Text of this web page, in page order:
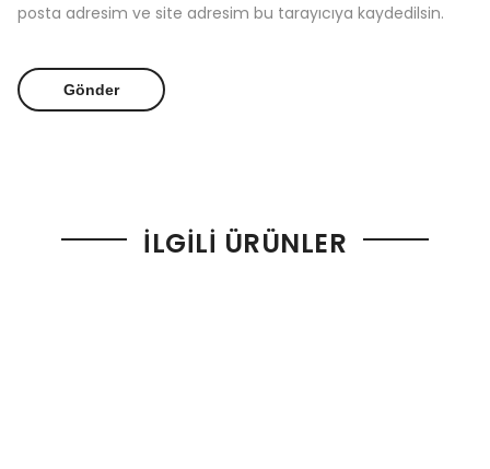
posta adresim ve site adresim bu tarayıcıya kaydedilsin.
İLGILI ÜRÜNLER